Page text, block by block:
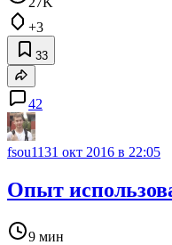
+3
33
42
fsou1131 окт 2016 в 22:05
Опыт
9 мин